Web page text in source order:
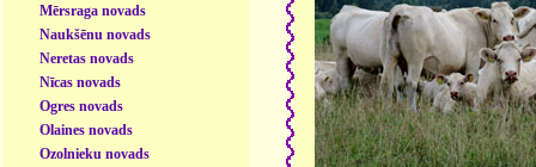
Mērsraga novads
Naukšēnu novads
Neretas novads
Nīcas novads
Ogres novads
Olaines novads
Ozolnieku novads